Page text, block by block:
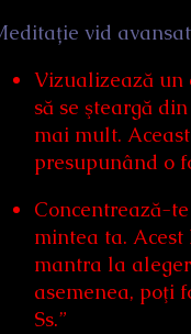
vid
Vizualizează un
să se şteargă
mai mult.
presupunând o
Concentrează-
mintea ta. Acest
mantra la
asemenea, poţi
Ss.”